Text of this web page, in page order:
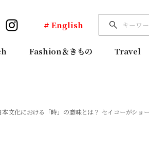
# English
Fashion＆きもの Travel
本文化における「時」の意味とは？ セイコーがシ